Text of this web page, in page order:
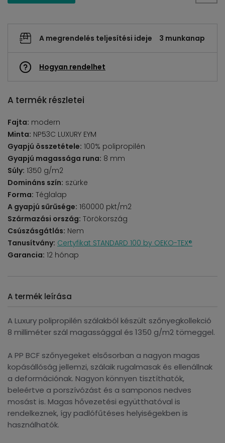
A megrendelés teljesítési ideje 3 munkanap
Hogyan rendelhet
A termék részletei
Fajta: modern
Minta: NP53C LUXURY EYM
Gyapjú összetétele: 100% polipropilén
Gyapjú magassága runa: 8 mm
Súly: 1350 g/m2
Domináns szín: szürke
Forma: Téglalap
A gyapjú sűrűsége: 160000 pkt/m2
Származási ország: Törökország
Csúszásgátlás: Nem
Tanusítvány: Certyfikat STANDARD 100 by OEKO-TEX®
Garancia: 12 hónap
A termék leírása
A Luxury polipropilén szálakból készült szőnyegkollekció
8 milliméter szál magassággal és 1350 g/m2 tömeggel.
A PP BCF szőnyegeket elsősorban a nagyon magas
kopásállóság jellemzi, szálaik rugalmasak és ellenállnak
a deformációnak. Nagyon könnyen tisztíthatók,
beleértve a porszívózást és a samponos nedves
mosást is. Magas hővezetési együtthatóval is
rendelkeznek, így padlófűtéses helyiségekben is
használhatók.